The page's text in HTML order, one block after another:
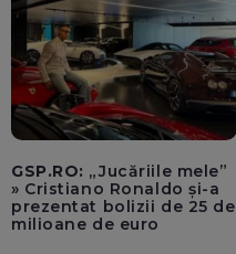
GSP.RO: „Jucăriile mele”
» Cristiano Ronaldo și-a
prezentat bolizii de 25 de
milioane de euro